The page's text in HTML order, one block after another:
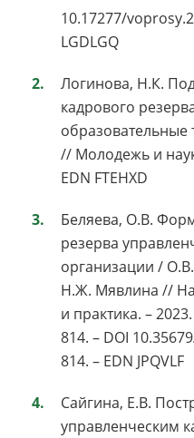
10.17277/
LGDLGQ
Логинова, Н.К.
кадрового
образовательные
// Молодежь и
EDN FTEHXD
Беляева, О.В.
резерва
организации /
Н.Ж. Мявлина //
и практика. –
814. – DOI
814. – EDN JPQVLF
Сайгина, Е.В.
управленческим